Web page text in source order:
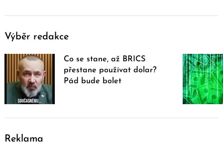
Výběr redakce
Co se stane, až BRICS
přestane používat dolar?
Pád bude bolet
Reklama